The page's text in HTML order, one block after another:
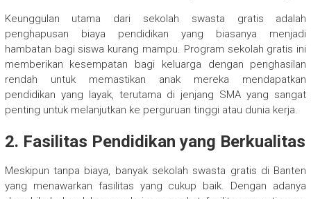
Keunggulan utama dari sekolah swasta gratis adalah
penghapusan biaya pendidikan yang biasanya menjadi
hambatan bagi siswa kurang mampu. Program sekolah gratis ini
memberikan kesempatan bagi keluarga dengan penghasilan
rendah untuk memastikan anak mereka mendapatkan
pendidikan yang layak, terutama di jenjang SMA yang sangat
penting untuk melanjutkan ke perguruan tinggi atau dunia kerja.
2. Fasilitas Pendidikan yang Berkualitas
Meskipun tanpa biaya, banyak sekolah swasta gratis di Banten
yang menawarkan fasilitas yang cukup baik. Dengan adanya